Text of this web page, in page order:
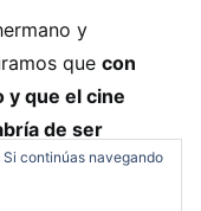
y
que con
y que el cine
de ser
de sus
de carrera:
continúas navegando